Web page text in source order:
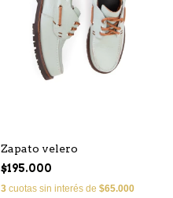
Zapato velero
$195.000
3 cuotas sin interés de $65.000